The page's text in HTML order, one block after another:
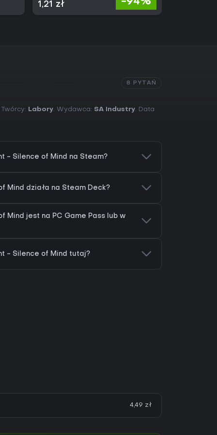
1,21 zł
8 PYTAŃ
Labory. Wydawca: SA Industry. Data
- Silence of Mind na Steam?
Mind działa na Steam Deck?
Mind jest na PC Game Pass lub w
- Silence of Mind tutaj?
4,49 zł